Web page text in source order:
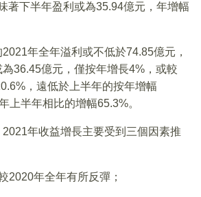
著下半年盈利或為35.94億元，年增幅
年全年溢利或不低於74.85億元，
36.45億元，僅按年增長4%，或較
，遠低於上半年的按年增幅
上半年相比的增幅65.3%。
年收益增長主要受到三個因素推
2020年全年有所反彈；